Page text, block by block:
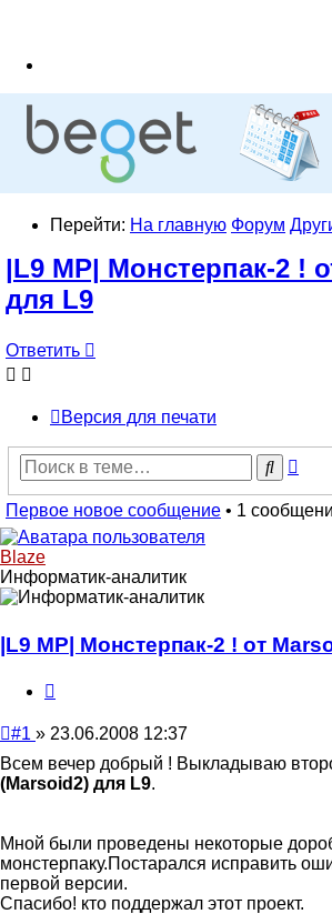
Перейти: На главную Форум
|L9 MP| Монстерпак-2 !
для L9
Ответить
Версия для печати
Поиск
Первое новое сообщение • 1
Blaze
Информатик-аналитик
|L9 MP| Монстерпак-2 ! от
Непрочитанное
#1 » 23.06.2008 12:37
Всем вечер добрый ! Выкладываю
(Marsoid2) для L9.
Мной были проведены некоторые
монстерпаку.Постарался исправить
первой версии.
Спасибо! кто поддержал этот проект.